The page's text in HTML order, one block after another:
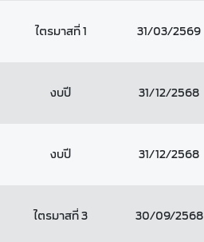
ไตรมาสที่ 1 31/03/2569
งบปี 31/12/2568
งบปี 31/12/2568
ไตรมาสที่ 3 30/09/2568